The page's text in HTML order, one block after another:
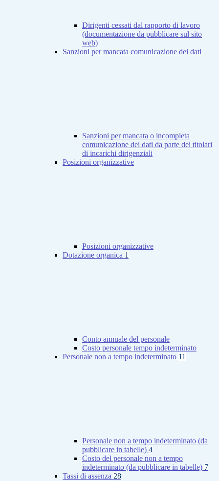
Dirigenti cessati dal rapporto di lavoro
(documentazione da pubblicare sul sito
web)
Sanzioni per mancata comunicazione dei dati
Sanzioni per mancata o incompleta
comunicazione dei dati da parte dei titolari
di incarichi dirigenziali
Posizioni organizzative
Posizioni organizzative
Dotazione organica 1
Conto annuale del personale
Costo personale tempo indeterminato
Personale non a tempo indeterminato 11
Personale non a tempo indeterminato (da
pubblicare in tabelle) 4
Costo del personale non a tempo
indeterminato (da pubblicare in tabelle) 7
Tassi di assenza 28